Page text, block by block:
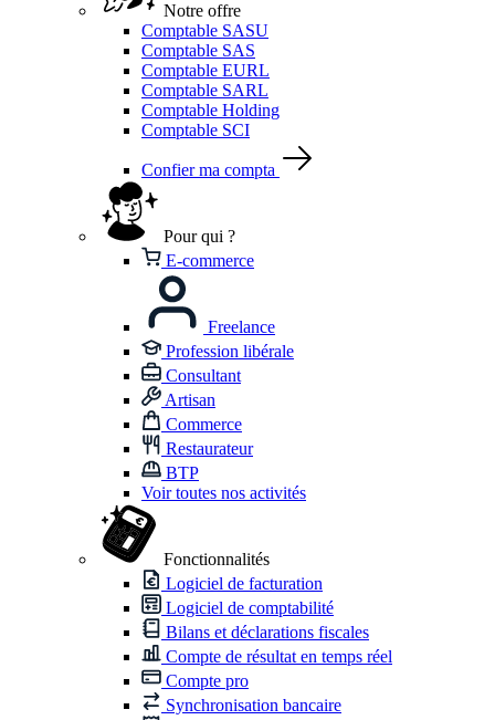
Notre offre
Comptable SASU
Comptable SAS
Comptable EURL
Comptable SARL
Comptable Holding
Comptable SCI
Confier ma compta
Pour qui ?
E-commerce
Freelance
Profession libérale
Consultant
Artisan
Commerce
Restaurateur
BTP
Voir toutes nos activités
Fonctionnalités
Logiciel de facturation
Logiciel de comptabilité
Bilans et déclarations fiscales
Compte de résultat en temps réel
Compte pro
Synchronisation bancaire